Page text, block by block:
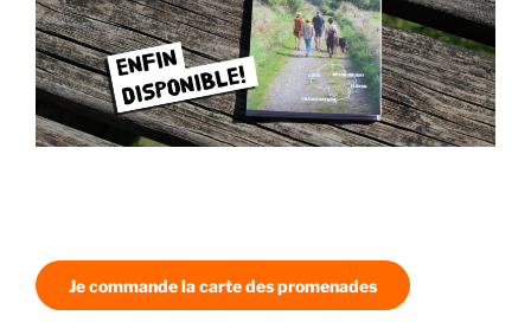
Je commande la carte des promenades